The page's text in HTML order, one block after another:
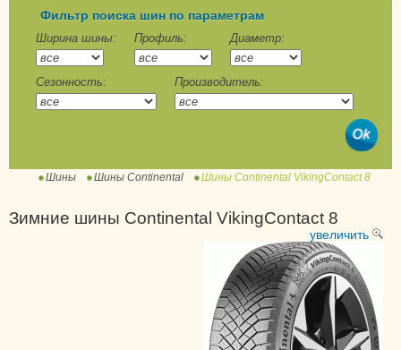
ContiCrossContact
Winter
ContiVikingContact 6
ContiVikingContact 6
SUV
ContiWinterContact TS
ContiWinterContact TS
ContiWinterContact TS
ContiWinterContact TS
830 P SUV
Фильтр поиска шин по параметрам
Ширина шины: Профиль: Диаметр:
Сезонность: Производитель:
Шины Шины Continental Шины Continental VikingContact 8
Зимние шины Continental VikingContact 8
увеличить